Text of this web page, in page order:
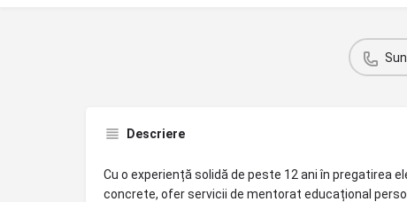
Descriere
Cu o experiență solidă de peste 12 ani în pregatirea
concrete, ofer servicii de mentorat educațional